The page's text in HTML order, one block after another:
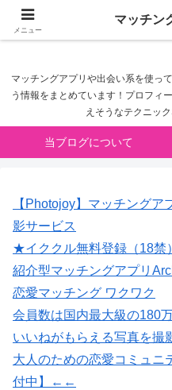
マッチン
マッチングアプリや出会い系を使っ
う情報をまとめています！プロフィ
えそうなテクニッ
当ブログについて
【Photojoy】マッチング
影サービス
★イククル無料登録（18禁）
紹介型マッチングアプリ
恋愛マッチング ワクワク
会員数は国内最大級の180
いいねがもらえる写真を撮
大人のための恋愛コミュ
付中】←←
メニュー
マッチン